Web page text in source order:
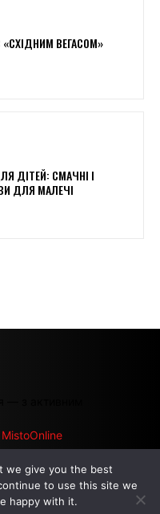
ВЕГАСОМ»
ДІТЕЙ: СМАЧНІ І
ДЛЯ МАЛЕЧІ
— з активним
| РЕКЛАМА НА САЙТІ
we give you the best
to use this site we
happy with it.